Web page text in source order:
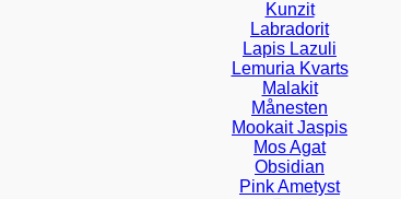
Kunzit
Labradorit
Lapis Lazuli
Lemuria Kvarts
Malakit
Månesten
Mookait Jaspis
Mos Agat
Obsidian
Pink Ametyst